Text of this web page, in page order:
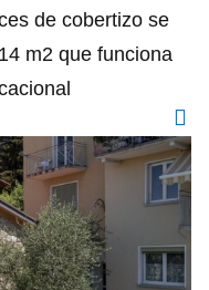
de cobertizo se
m2 que funciona